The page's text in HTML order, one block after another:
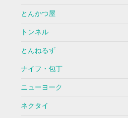
とんかつ屋
トンネル
とんねるず
ナイフ・包丁
ニューヨーク
ネクタイ